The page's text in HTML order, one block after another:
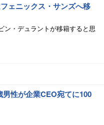
ェニックス・サンズへ移
ン・デュラントが移籍すると思
男性が企業CEO宛てに100